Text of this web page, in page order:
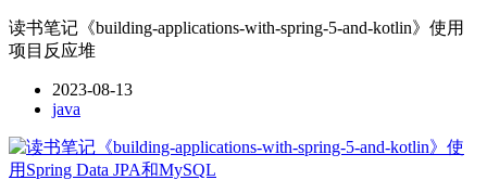
读书笔记《building-applications-with-spring-5-and-kotlin》使用
项目反应堆
2023-08-13
java